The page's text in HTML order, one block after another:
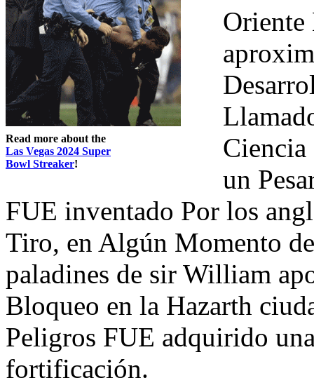
Read more about the
Las Vegas 2024 Super
Bowl Streaker!
Oriente
un
FUE inventado Por los
Tiro, en Algún Momento
paladines de sir William
Bloqueo en la Hazarth
Peligros FUE adquirido
fortificación.